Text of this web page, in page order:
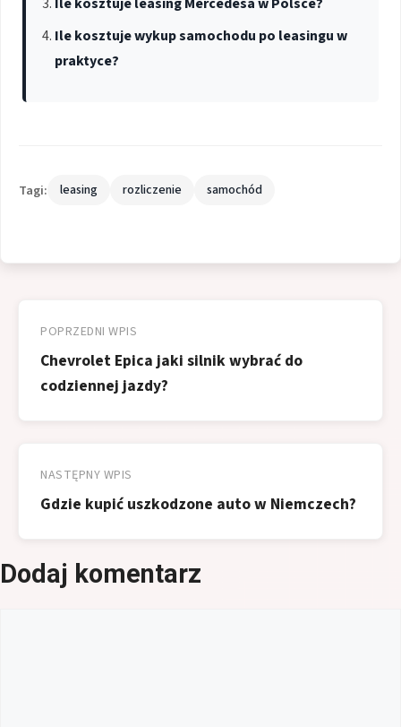
Ile kosztuje wykup samochodu po leasingu w
praktyce?
Tagi: leasing rozliczenie samochód
wpisu
POPRZEDNI WPIS
Chevrolet Epica jaki silnik wybrać do
codziennej jazdy?
NASTĘPNY WPIS
Gdzie kupić uszkodzone auto w Niemczech?
Dodaj komentarz